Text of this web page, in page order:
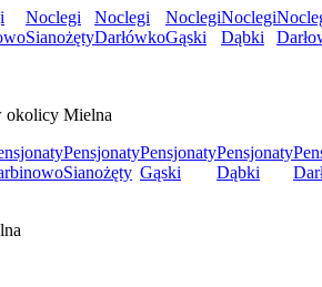
Noclegi
Sianożęty
Noclegi
Darłówko
Noclegi
Gąski
Noclegi
Dąbki
okolicy Mielna
Pensjonaty
Sianożęty
Pensjonaty
Gąski
Pensjonaty
Dąbki